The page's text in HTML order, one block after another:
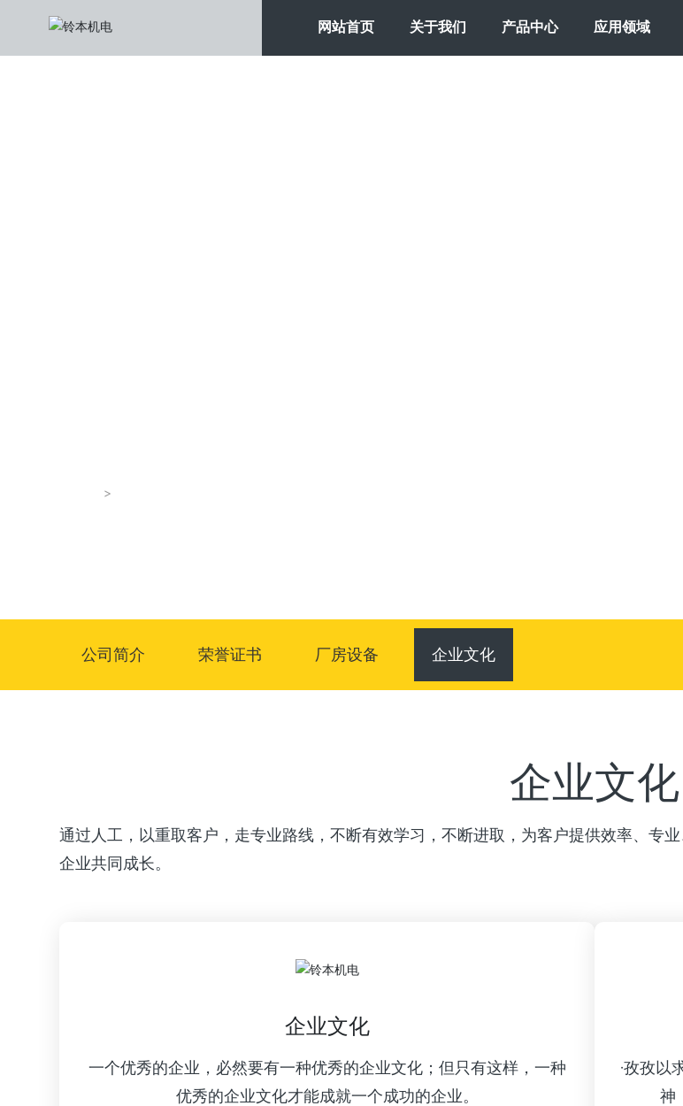
网站首页 关于我们 产品中心 应用领域
公司简介 荣誉证书 厂房设备 企业文化
企业文化
通过人工，以重取客户，走专业路线，不断有效学习，不断进取，为客户提供效率、专
企业共同成长。
企业文化
一个优秀的企业，必然要有一种优秀的企业文化；但只有这样，一种
优秀的企业文化才能成就一个成功的企业。
·孜孜以
神